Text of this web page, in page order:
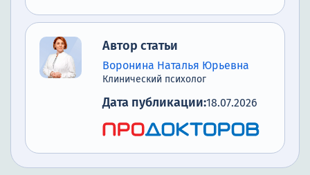
Автор статьи
Воронина Наталья Юрьевна
Клинический психолог
Дата публикации:18.07.2026